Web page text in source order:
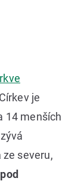
je
14 menších
severu,